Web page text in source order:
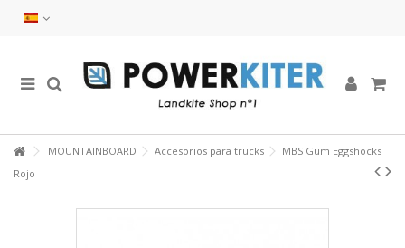
MOUNTAINBOARD Accesorios para trucks
MBS Gum Eggshocks
Rojo